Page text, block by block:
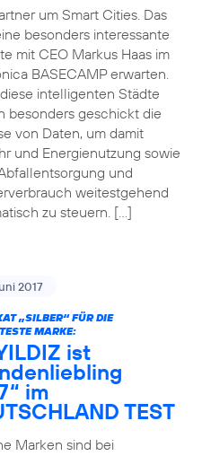
um Smart Cities. Das
besonders interessante
mit CEO Markus Haas im
BASECAMP erwarten.
intelligenten Städte
besonders geschickt die
von Daten, um damit
und Energienutzung sowie
und
weitestgehend
zu steuern. […]
2017
„SILBER“ FÜR DIE
MARKE:
ist
im
TEST
Marken sind bei